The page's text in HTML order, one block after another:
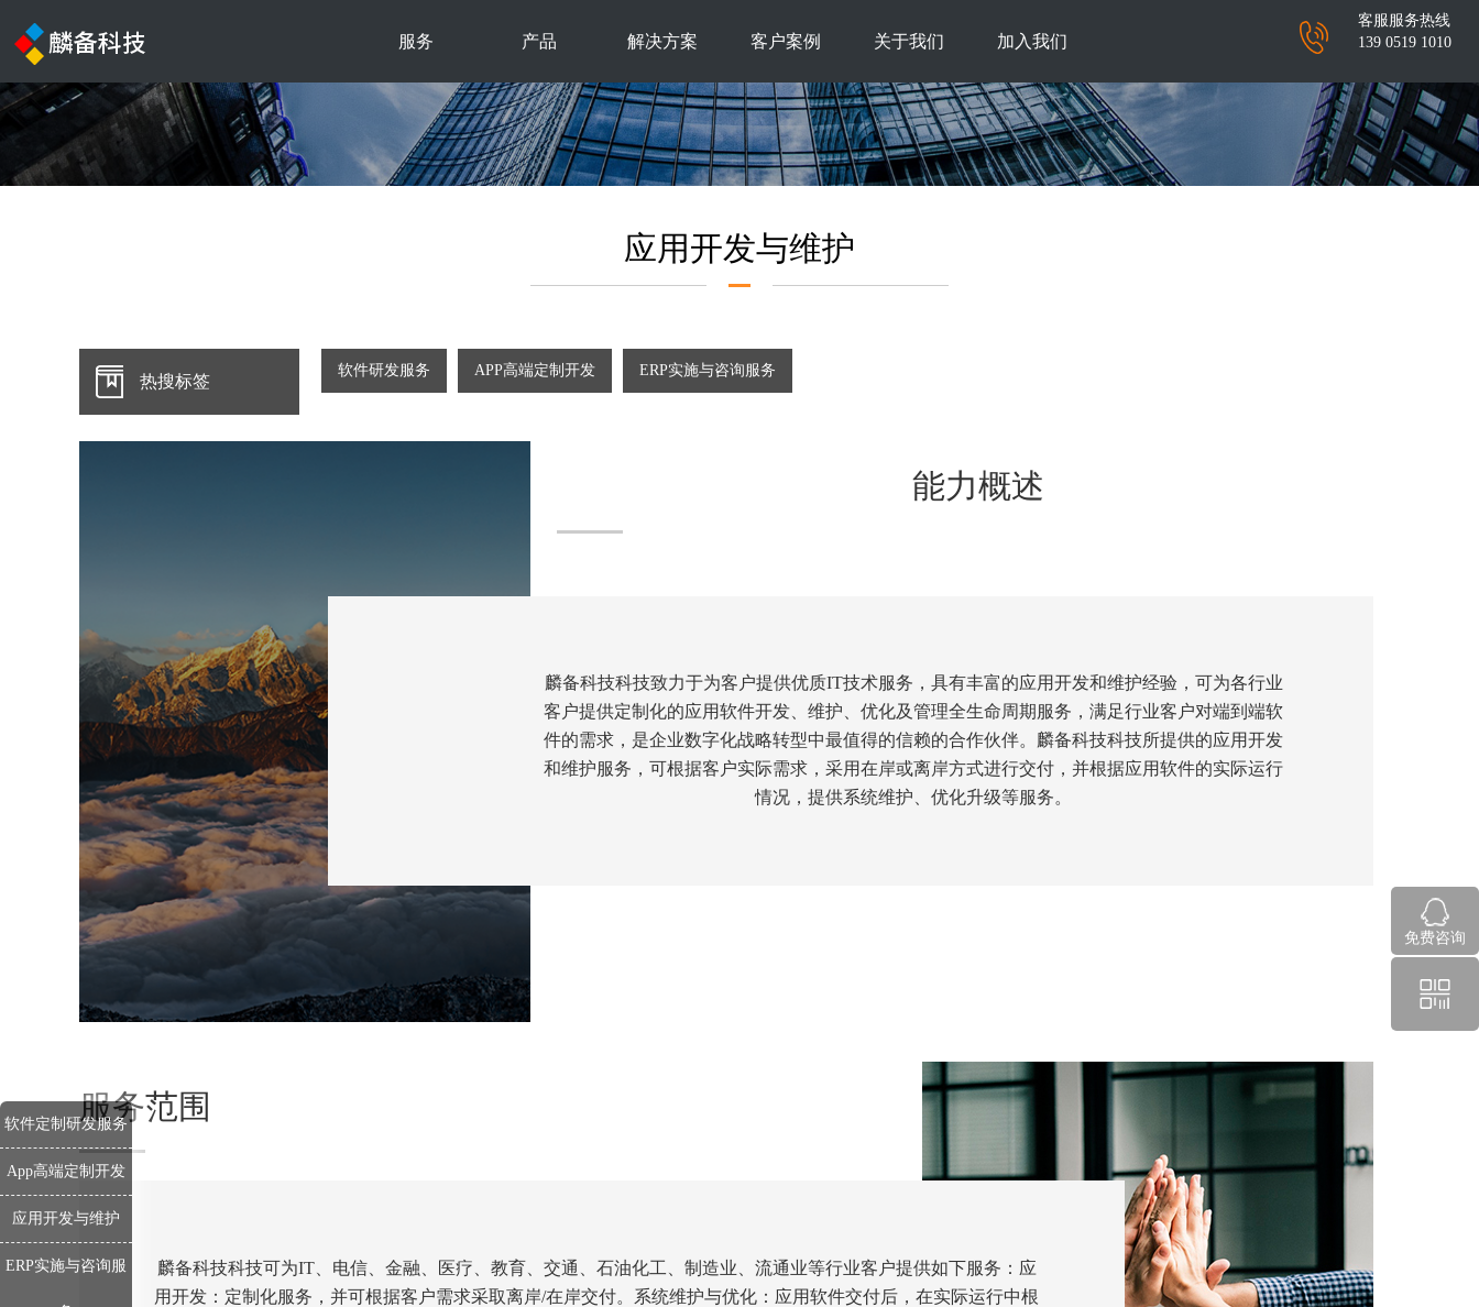
服务 产品 解决方案 客户案例 关于我们 加入我们
客服服务热线
139 0519 1010
软件定制研发服务
App高端定制开发
应用开发与维护
ERP实施与咨询服
应用开发与维护
热搜标签
软件研发服务 APP高端定制开发 ERP实施与咨询服务
能力概述
麟备科技科技致力于为客户提供优质IT技术服务，具有丰富的应用开发和维护经验，可为各行业
客户提供定制化的应用软件开发、维护、优化及管理全生命周期服务，满足行业客户对端到端软
件的需求，是企业数字化战略转型中最值得的信赖的合作伙伴。麟备科技科技所提供的应用开发
和维护服务，可根据客户实际需求，采用在岸或离岸方式进行交付，并根据应用软件的实际运行
情况，提供系统维护、优化升级等服务。
服务范围
麟备科技科技可为IT、电信、金融、医疗、教育、交通、石油化工、制造业、流通业等行业客户提供如下服务：应
用开发：定制化服务，并可根据客户需求采取离岸/在岸交付。系统维护与优化：应用软件交付后，在实际运行中根
免费咨询